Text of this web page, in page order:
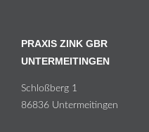
PRAXIS ZINK GBR
UNTERMEITINGEN
Schloß­berg 1
86836 Un­ter­meit­in­gen